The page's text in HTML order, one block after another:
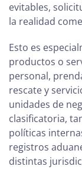
evitables,
la realidad
Esto es
productos o
personal,
rescate y
unidades de
clasificatoria,
políticas
registros
distintas